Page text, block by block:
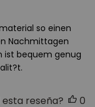
so einen
Nachmittagen
ist bequem genug
esta reseña?
0